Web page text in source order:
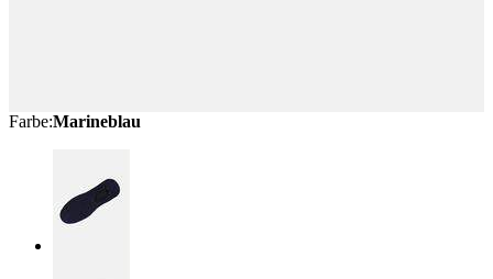
Farbe:Marineblau